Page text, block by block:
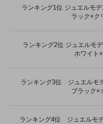
ランキング1位 ジュエルモ
ラック×ク
ランキング2位 ジュエルモ
ホワイト
ランキング3位 ジュエルモ
ブラック×
ランキング4位 ジュエルモ